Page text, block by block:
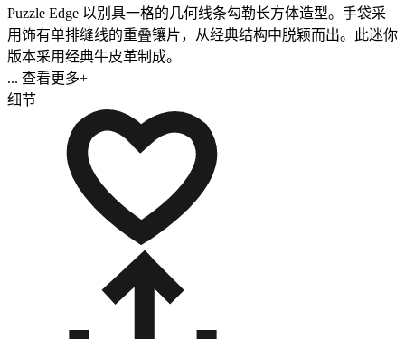
Puzzle Edge 以别具一格的几何线条勾勒长方体造型。手袋采
用饰有单排缝线的重叠镶片，从经典结构中脱颖而出。此迷你
版本采用经典牛皮革制成。
... 查看更多+
细节